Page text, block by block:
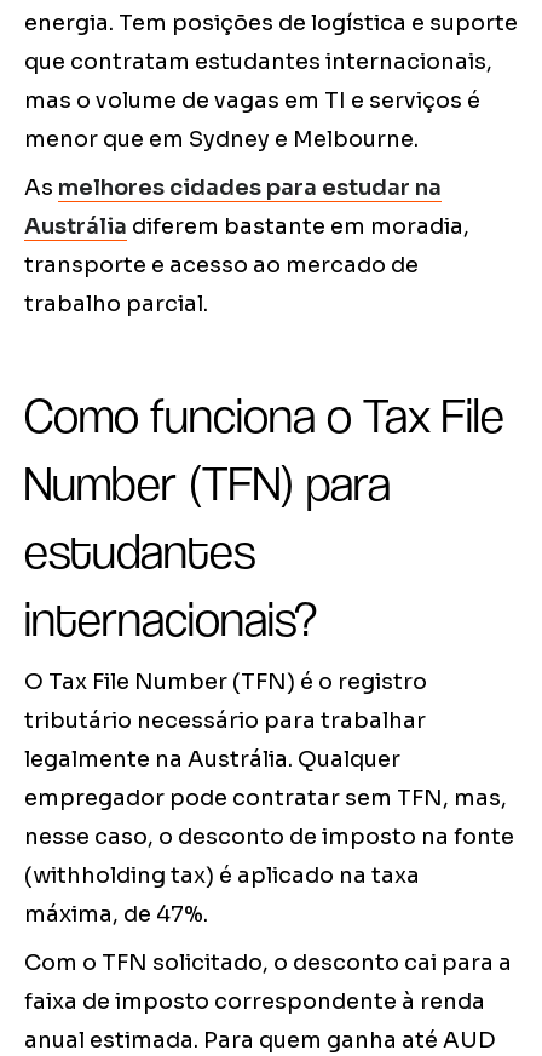
energia. Tem posições de logística e suporte
que contratam estudantes internacionais,
mas o volume de vagas em TI e serviços é
menor que em Sydney e Melbourne.
As melhores cidades para estudar na
Austrália diferem bastante em moradia,
transporte e acesso ao mercado de
trabalho parcial.
Como funciona o Tax File
Number (TFN) para
estudantes
internacionais?
O Tax File Number (TFN) é o registro
tributário necessário para trabalhar
legalmente na Austrália. Qualquer
empregador pode contratar sem TFN, mas,
nesse caso, o desconto de imposto na fonte
(withholding tax) é aplicado na taxa
máxima, de 47%.
Com o TFN solicitado, o desconto cai para a
faixa de imposto correspondente à renda
anual estimada. Para quem ganha até AUD